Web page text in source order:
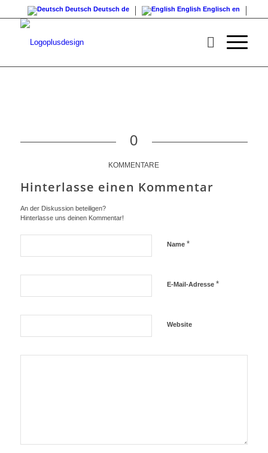
Deutsch Deutsch de English Englisch en
0
KOMMENTARE
Hinterlasse einen Kommentar
An der Diskussion beteiligen?
Hinterlasse uns deinen Kommentar!
Name *
E-Mail-Adresse *
Website